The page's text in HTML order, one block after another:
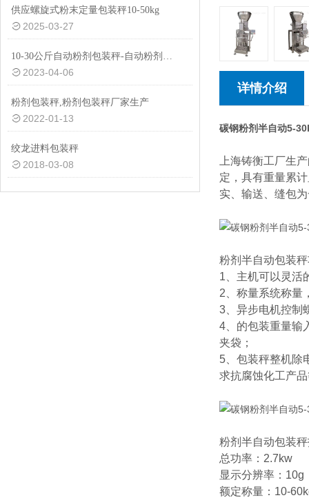
供应螺旋式粉末定量包装秤10-50kg
2025-03-27
10-30公斤自动粉剂包装秤-自动粉剂防尘防爆功能包装机厂家生产
2023-04-06
粉剂包装秤,粉剂包装秤厂家生产
2022-01-13
绞龙进料包装秤
2018-03-08
详情介绍
碳钢粉剂半自动5-
上海铸衡工厂生
定，具有重量累
实、输送、缝包
粉剂半自动包装
1、主机可以灵活
2、称量系统称量
3、异步电机控制
4、的包装重量输
夹袋；
5、包装秤整机除
求抗腐蚀化工产
粉剂半自动包装
总功率：2.7kw
显示分辨率：10g
额定称量：10-